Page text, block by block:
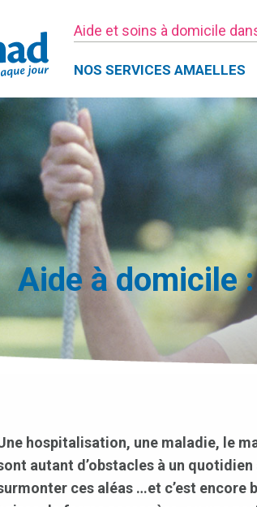
Aide et soins à domicile
NOS SERVICES AMAELLES
Aide à domicile
hospitalisation, une maladie, le
autant d’obstacles à un
ces aléas …et c’est encore